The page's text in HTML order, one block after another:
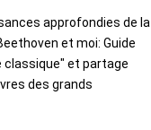
approfondies de la
et moi: Guide
classique" et partage
des grands